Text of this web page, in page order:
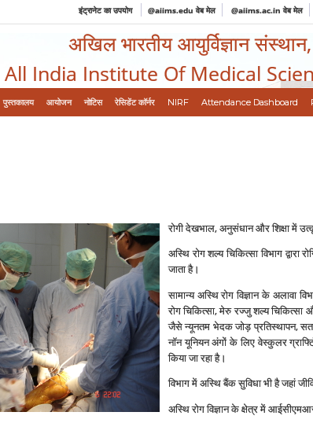
इंट्रानेट का उपयोग @aiims.edu वेब मेल @aiims.ac.in वेब मेल
अखिल भारतीय आयुर्विज्ञान
All India Institute Of Medical
पुस्तकालय आयोजन नोटिस रेसिडेंट कॉर्नर NIRF Attendance Dashboard
रोगी देखभाल, अनुसंधान और शिक्षा में
अस्थि रोग शल्‍य चिकित्‍सा विभाग
जाता है।
सामान्‍य अस्थि रोग विज्ञान के अलावा
रोग चिकित्‍सा, मेरु रज्‍जु शल्‍य चिकित्‍सा
जैसे न्‍यूनतम भेदक जोड़ प्रतिस्‍थापन,
नॉन यूनियन अंगों के लिए वेस्‍कुलर
किया जा रहा है।
विभाग में अस्थि बैंक सुविधा भी है जहां
अस्थि रोग विज्ञान के क्षेत्र में